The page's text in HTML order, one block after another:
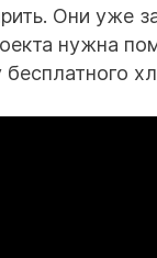
Они уже
нужна